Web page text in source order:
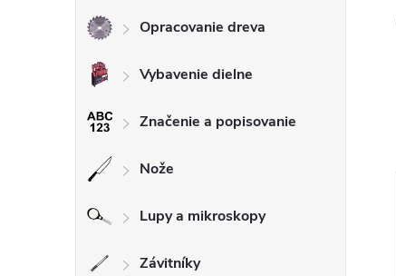
Opracovanie dreva
Vybavenie dielne
Značenie a popisovanie
Nože
Lupy a mikroskopy
Závitníky